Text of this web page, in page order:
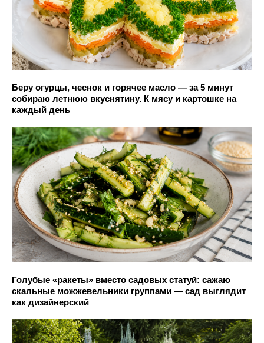
Беру огурцы, чеснок и горячее масло — за 5 минут
собираю летнюю вкуснятину. К мясу и картошке на
каждый день
Голубые «ракеты» вместо садовых статуй: сажаю
скальные можжевельники группами — сад выглядит
как дизайнерский